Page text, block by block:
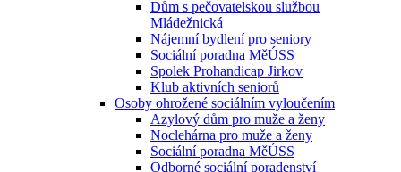
Dům s pečovatelskou službou
Mládežnická
Nájemní bydlení pro seniory
Sociální poradna MěÚSS
Spolek Prohandicap Jirkov
Klub aktivních seniorů
Osoby ohrožené sociálním vyloučením
Azylový dům pro muže a ženy
Noclehárna pro muže a ženy
Sociální poradna MěÚSS
Odborné sociální poradenství